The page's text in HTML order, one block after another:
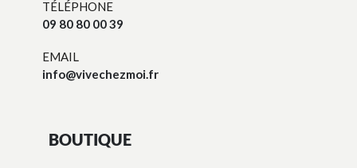
TÉLÉPHONE
09 80 80 00 39
EMAIL
info@vivechezmoi.fr
BOUTIQUE